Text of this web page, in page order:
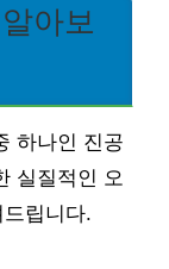
아보
하나인 진공
실질적인 오
립니다.